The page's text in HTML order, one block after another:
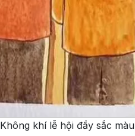
Không khí lễ hội đầy sắc màu